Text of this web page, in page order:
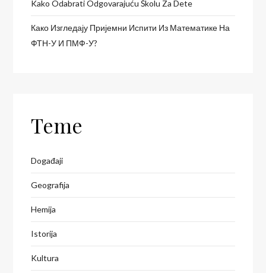
Kako Odabrati Odgovarajuću Školu Za Dete
Како Изгледају Пријемни Испити Из Математике На
ФТН-У И ПМФ-У?
Teme
Događaji
Geografija
Hemija
Istorija
Kultura